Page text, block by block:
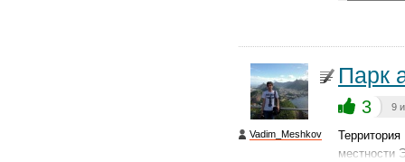
Vadim_Meshkov
Парк
3 9
местности